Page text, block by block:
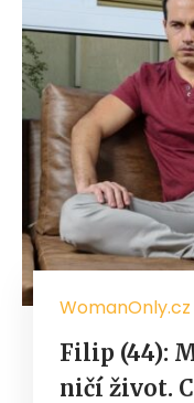
WomanOnly.cz
Filip (44):
ničí život.